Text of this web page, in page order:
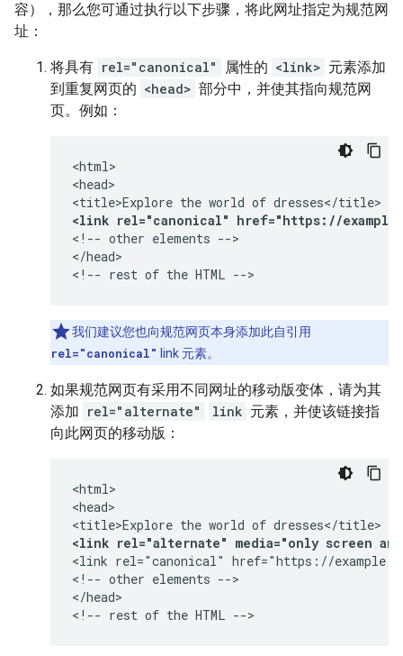
容），那么您可通过执行以下步骤，将此网址指定为规范网
址：
将具有 rel="canonical" 属性的 <link> 元素添加
到重复网页的 <head> 部分中，并使其指向规范网
页。例如：
<html>
<head>
<link rel="canonical" href="https://
<!-- other elements -->
</head>
<!-- rest of the HTML -->
我们建议您也向规范网页本身添加此自引用
rel="canonical" link 元素。
如果规范网页有采用不同网址的移动版变体，请为其
添加 rel="alternate" link 元素，并使该链接指
向此网页的移动版：
<html>
<head>
<link rel="alternate" media="only screen
<link rel="canonical" href="https://
<!-- other elements -->
</head>
<!-- rest of the HTML -->